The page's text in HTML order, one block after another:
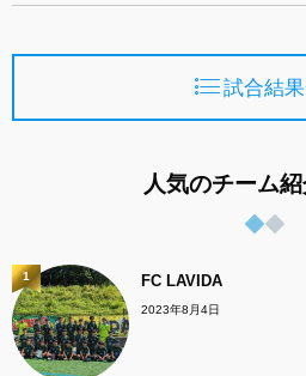
試合結
人気のチーム
FC LAVIDA
2023年8月4日
1